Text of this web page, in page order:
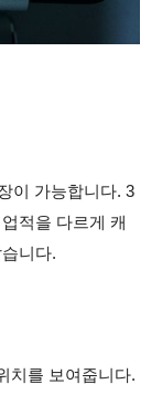
이 가능합니다. 3
적을 다르게 캐
니다.
치를 보여줍니다.